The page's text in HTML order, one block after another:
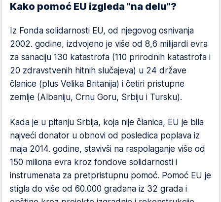
Kako pomoć EU izgleda "na delu"?
Iz Fonda solidarnosti EU, od njegovog osnivanja
2002. godine, izdvojeno je više od 8,6 milijardi evra
za sanaciju 130 katastrofa (110 prirodnih katastrofa i
20 zdravstvenih hitnih slučajeva) u 24 države
članice (plus Velika Britanija) i četiri pristupne
zemlje (Albaniju, Crnu Goru, Srbiju i Tursku).
Kada je u pitanju Srbija, koja nije članica, EU je bila
najveći donator u obnovi od posledica poplava iz
maja 2014. godine, stavivši na raspolaganje više od
150 miliona evra kroz fondove solidarnosti i
instrumenata za pretpristupnu pomoć. Pomoć EU je
stigla do više od 60.000 građana iz 32 grada i